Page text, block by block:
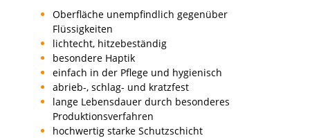
Oberfläche unempfindlich gegenüber
Flüssigkeiten
lichtecht, hitzebeständig
besondere Haptik
einfach in der Pflege und hygienisch
abrieb-, schlag- und kratzfest
lange Lebensdauer durch besonderes
Produktionsverfahren
hochwertig starke Schutzschicht